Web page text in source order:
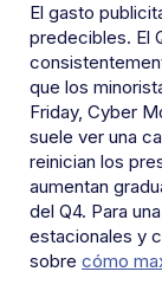
El gasto
predecibles. El
que los
Friday, Cyber
suele ver una
reinician los
aumentan
del Q4. Para
estacionales y
sobre cómo